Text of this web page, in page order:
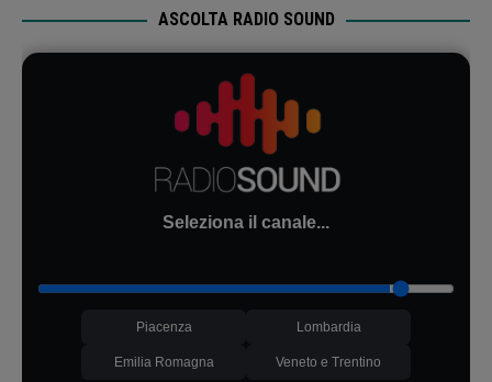
ASCOLTA RADIO SOUND
Seleziona il canale...
Piacenza Lombardia
Emilia Romagna Veneto e Trentino